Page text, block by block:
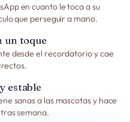
en cuanto le toca a su
que perseguir a mano.
un toque
desde el recordatorio y cae
estable
sanas a las mascotas y hace
semana.